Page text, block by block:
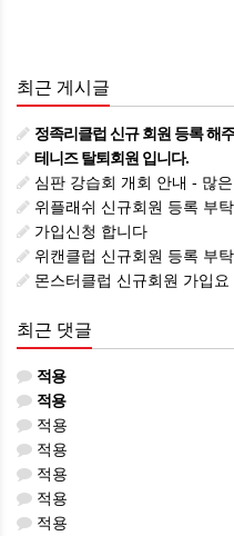
최근 게시글
정족리클럽 신규 회원 등록 해
테니즈 탈퇴회원 입니다.
심판 강습회 개회 안내 - 많
위플래쉬 신규회원 등록 부
가입신청 합니다
위캔클럽 신규회원 등록 부
몬스터클럽 신규회원 가입요
최근 댓글
적용
적용
적용
적용
적용
적용
적용